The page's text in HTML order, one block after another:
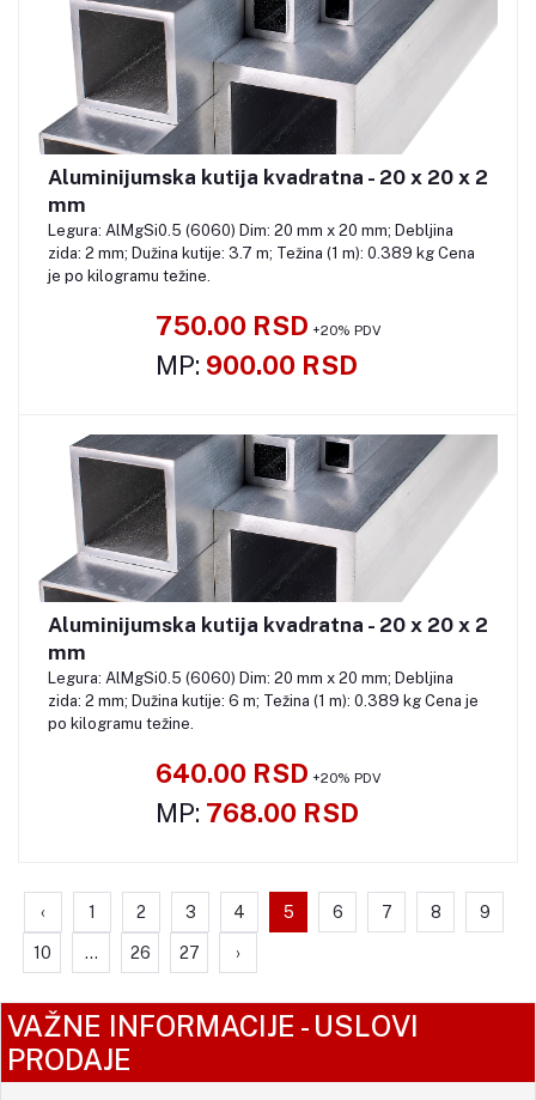
Pozovite
Aluminijumska kutija kvadratna - 20 x 20 x 2
mm
Legura: AlMgSi0.5 (6060) Dim: 20 mm x 20 mm; Debljina
zida: 2 mm; Dužina kutije: 3.7 m; Težina (1 m): 0.389 kg Cena
je po kilogramu težine.
750.00 RSD +20% PDV
MP: 900.00 RSD
Pozovite
Aluminijumska kutija kvadratna - 20 x 20 x 2
mm
Legura: AlMgSi0.5 (6060) Dim: 20 mm x 20 mm; Debljina
zida: 2 mm; Dužina kutije: 6 m; Težina (1 m): 0.389 kg Cena je
po kilogramu težine.
640.00 RSD +20% PDV
MP: 768.00 RSD
‹ 1 2 3 4 5 6 7 8 9
10 ... 26 27 ›
VAŽNE INFORMACIJE - USLOVI
PRODAJE